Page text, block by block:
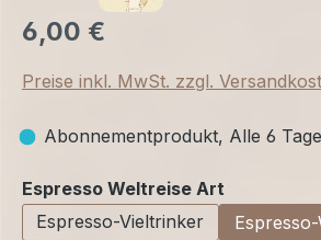
6,00 €
Preise inkl. MwSt. zzgl.
Abonnementprodukt, Alle 6
Espresso Weltreise Art
Espresso-Vieltrinker